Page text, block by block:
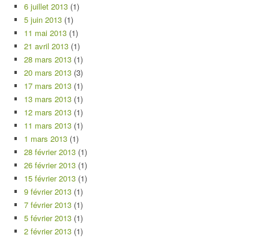
6 juillet 2013 (1)
5 juin 2013 (1)
11 mai 2013 (1)
21 avril 2013 (1)
28 mars 2013 (1)
20 mars 2013 (3)
17 mars 2013 (1)
13 mars 2013 (1)
12 mars 2013 (1)
11 mars 2013 (1)
1 mars 2013 (1)
28 février 2013 (1)
26 février 2013 (1)
15 février 2013 (1)
9 février 2013 (1)
7 février 2013 (1)
5 février 2013 (1)
2 février 2013 (1)